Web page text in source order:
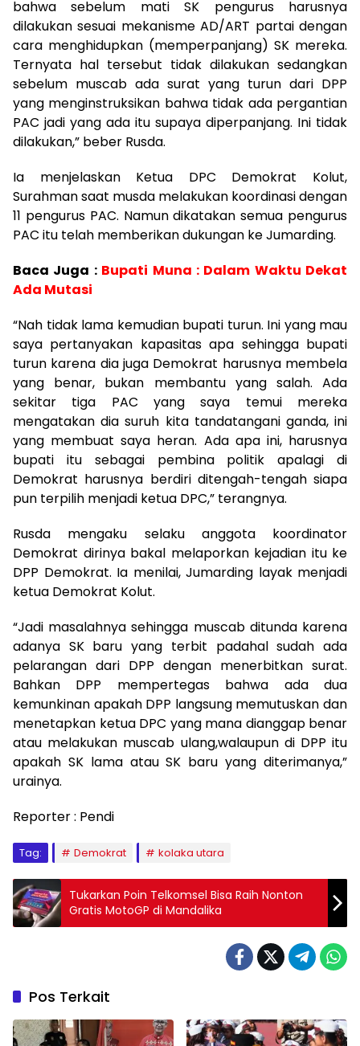
bahwa sebelum mati SK pengurus harusnya
dilakukan sesuai mekanisme AD/ART partai dengan
cara menghidupkan (memperpanjang) SK mereka.
Ternyata hal tersebut tidak dilakukan sedangkan
sebelum muscab ada surat yang turun dari DPP
yang menginstruksikan bahwa tidak ada pergantian
PAC jadi yang ada itu supaya diperpanjang. Ini tidak
dilakukan,” beber Rusda.
Ia menjelaskan Ketua DPC Demokrat Kolut,
Surahman saat musda melakukan koordinasi dengan
11 pengurus PAC. Namun dikatakan semua pengurus
PAC itu telah memberikan dukungan ke Jumarding.
Baca Juga : Bupati Muna : Dalam Waktu Dekat
Ada Mutasi
“Nah tidak lama kemudian bupati turun. Ini yang mau
saya pertanyakan kapasitas apa sehingga bupati
turun karena dia juga Demokrat harusnya membela
yang benar, bukan membantu yang salah. Ada
sekitar tiga PAC yang saya temui mereka
mengatakan dia suruh kita tandatangani ganda, ini
yang membuat saya heran. Ada apa ini, harusnya
bupati itu sebagai pembina politik apalagi di
Demokrat harusnya berdiri ditengah-tengah siapa
pun terpilih menjadi ketua DPC,” terangnya.
Rusda mengaku selaku anggota koordinator
Demokrat dirinya bakal melaporkan kejadian itu ke
DPP Demokrat. Ia menilai, Jumarding layak menjadi
ketua Demokrat Kolut.
“Jadi masalahnya sehingga muscab ditunda karena
adanya SK baru yang terbit padahal sudah ada
pelarangan dari DPP dengan menerbitkan surat.
Bahkan DPP mempertegas bahwa ada dua
kemunkinan apakah DPP langsung memutuskan dan
menetapkan ketua DPC yang mana dianggap benar
atau melakukan muscab ulang,walaupun di DPP itu
apakah SK lama atau SK baru yang diterimanya,”
urainya.
Reporter : Pendi
Tag: Demokrat kolaka utara
Tukarkan Poin Telkomsel Bisa Raih Nonton
Gratis MotoGP di Mandalika
Pos Terkait